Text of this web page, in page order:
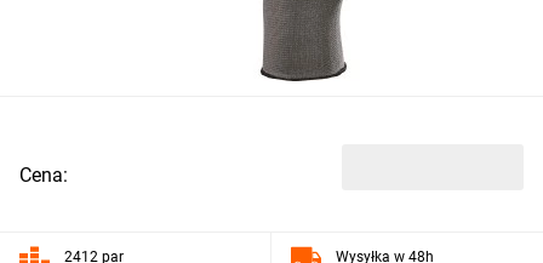
Cena:
2412 par Wysyłka w 48h